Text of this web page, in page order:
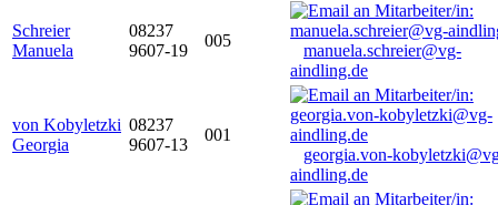
Schreier
Manuela
08237
9607-19
005
manuela.schreier@vg-
aindling.de
von Kobyletzki
Georgia
08237
9607-13
001
georgia.von-
aindling.de